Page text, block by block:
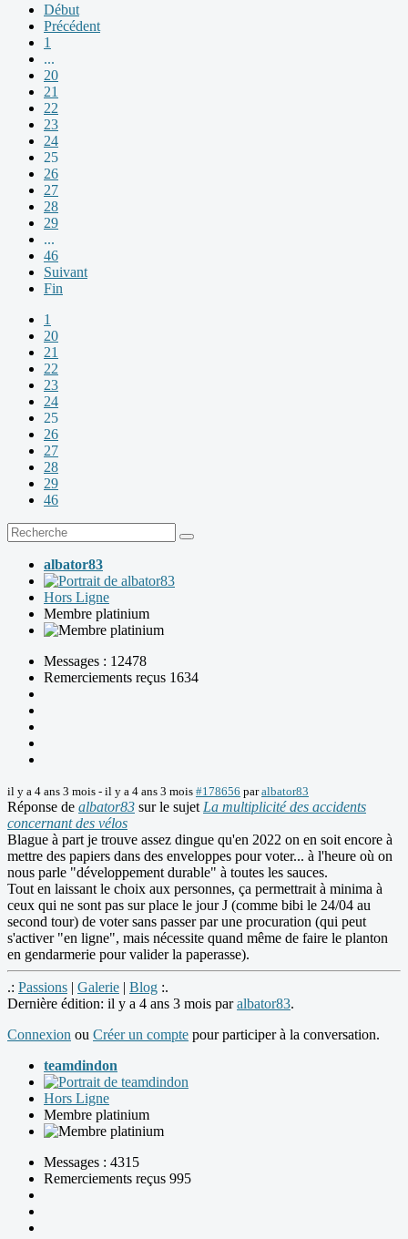
Début
Précédent
1
...
20
21
22
23
24
25
26
27
28
29
...
46
Suivant
Fin
1
20
21
22
23
24
25
26
27
28
29
46
albator83
Hors Ligne
Membre platinium
Messages : 12478
Remerciements reçus 1634
il y a 4 ans 3 mois - il y a 4 ans 3 mois #178656 paralbator83
Réponse de albator83 sur le sujet La multiplicité des accidents
concernant des vélos
Blague à part je trouve assez dingue qu'en 2022 on en soit encore à
mettre des papiers dans des enveloppes pour voter... à l'heure où on
nous parle "développement durable" à toutes les sauces.
Tout en laissant le choix aux personnes, ça permettrait à minima à
ceux qui ne sont pas sur place le jour J (comme bibi le 24/04 au
second tour) de voter sans passer par une procuration (qui peut
s'activer "en ligne", mais nécessite quand même de faire le planton
en gendarmerie pour valider la paperasse).
.: Passions | Galerie | Blog :.
Dernière édition: il y a 4 ans 3 mois paralbator83.
Connexion ou Créer un compte pour participer à la conversation.
teamdindon
Hors Ligne
Membre platinium
Messages : 4315
Remerciements reçus 995